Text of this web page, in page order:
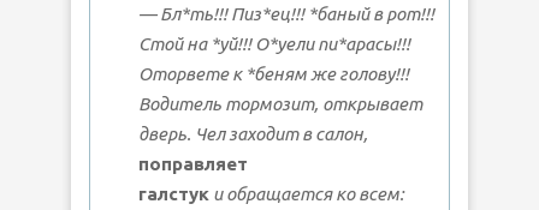
— Бл*ть!!! Пиз*ец!!! *баный в рот!!!
Стой на *уй!!! О*уели пи*арасы!!!
Оторвете к *беням же голову!!!
Водитель тормозит, открывает
дверь. Чел заходит в салон,
поправляет
галстук и обращается ко всем: